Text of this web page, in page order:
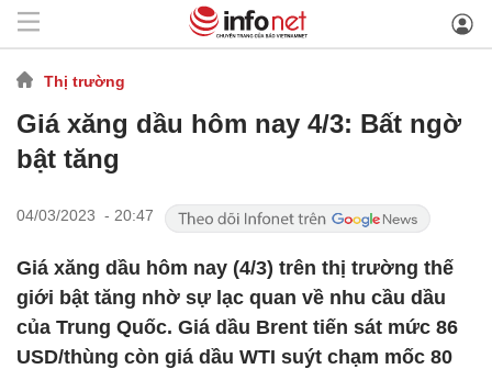
Thị trường
Giá xăng dầu hôm nay 4/3: Bất ngờ
bật tăng
04/03/2023 - 20:47
Giá xăng dầu hôm nay (4/3) trên thị trường thế
giới bật tăng nhờ sự lạc quan về nhu cầu dầu
của Trung Quốc. Giá dầu Brent tiến sát mức 86
USD/thùng còn giá dầu WTI suýt chạm mốc 80